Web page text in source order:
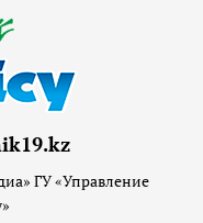
ГУ «Управление